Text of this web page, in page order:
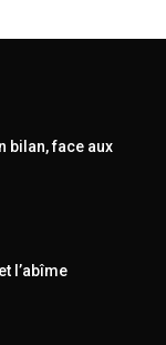
bilan, face aux
l’abîme